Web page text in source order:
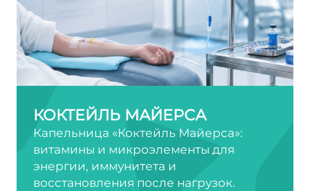
КОКТЕЙЛЬ МАЙЕРСА
Капельница «Коктейль Майерса»:
витамины и микроэлементы для
энергии, иммунитета и
восстановления после нагрузок.